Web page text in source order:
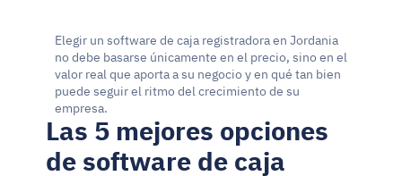
Elegir un software de caja registradora en Jordania
no debe basarse únicamente en el precio, sino en el
valor real que aporta a su negocio y en qué tan bien
puede seguir el ritmo del crecimiento de su
empresa.
Las 5 mejores opciones
de software de caja